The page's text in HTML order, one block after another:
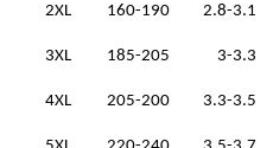
2.8-3.1
160-190
2XL
3-3.3
185-205
3XL
3.3-3.5
205-200
4XL